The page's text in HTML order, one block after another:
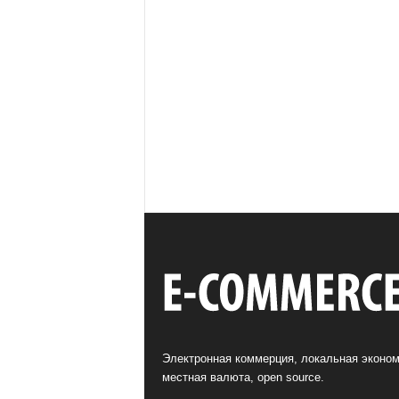
Электронная коммерция, локальная
местная валюта, open source.